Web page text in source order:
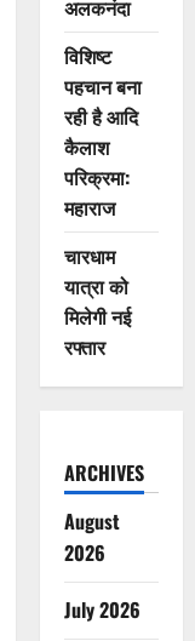
अलकनंदा
विशिष्ट
पहचान बना
रही है आदि
कैलाश
परिक्रमा:
महाराज
चारधाम
यात्रा को
मिलेगी नई
रफ्तार
ARCHIVES
August
2026
July 2026